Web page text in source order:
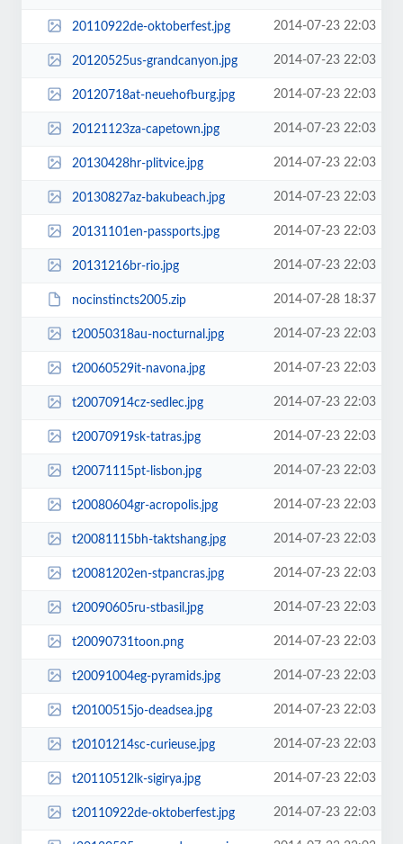
20110922de-oktoberfest.jpg 2014-07-23 22:03
20120525us-grandcanyon.jpg 2014-07-23 22:03
20120718at-neuehofburg.jpg 2014-07-23 22:03
20121123za-capetown.jpg 2014-07-23 22:03
20130428hr-plitvice.jpg 2014-07-23 22:03
20130827az-bakubeach.jpg 2014-07-23 22:03
20131101en-passports.jpg 2014-07-23 22:03
20131216br-rio.jpg 2014-07-23 22:03
nocinstincts2005.zip 2014-07-28 18:37
t20050318au-nocturnal.jpg 2014-07-23 22:03
t20060529it-navona.jpg 2014-07-23 22:03
t20070914cz-sedlec.jpg 2014-07-23 22:03
t20070919sk-tatras.jpg 2014-07-23 22:03
t20071115pt-lisbon.jpg 2014-07-23 22:03
t20080604gr-acropolis.jpg 2014-07-23 22:03
t20081115bh-taktshang.jpg 2014-07-23 22:03
t20081202en-stpancras.jpg 2014-07-23 22:03
t20090605ru-stbasil.jpg 2014-07-23 22:03
t20090731toon.png 2014-07-23 22:03
t20091004eg-pyramids.jpg 2014-07-23 22:03
t20100515jo-deadsea.jpg 2014-07-23 22:03
t20101214sc-curieuse.jpg 2014-07-23 22:03
t20110512lk-sigirya.jpg 2014-07-23 22:03
t20110922de-oktoberfest.jpg 2014-07-23 22:03